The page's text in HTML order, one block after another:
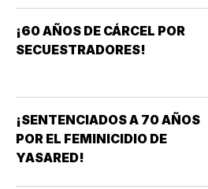
¡60 AÑOS DE CÁRCEL POR
SECUESTRADORES!
¡SENTENCIADOS A 70 AÑOS
POR EL FEMINICIDIO DE
YASARED!